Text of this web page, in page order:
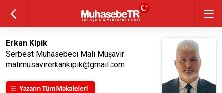
Erkan Kipik
Serbest Muhasebeci Mali Müşavir
malimusavirerkankipik@gmail.com